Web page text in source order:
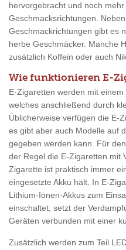
hervorgebracht und noch
Geschmacksrichtungen.
Geschmackrichtungen gibt es
herbe Geschmäcker. Manche
zusätzlich Koffein oder auch
Wie funktionieren E-
E-Zigaretten werden mit
welches anschließend durch
Üblicherweise verfügen die E-
es gibt aber auch Modelle auf
gegeben werden kann. Für
der Regel die E-Zigaretten mit
Zigarette ist praktisch immer
eingesetzte Akku hält. In E-
Lithium-Ionen-Akkus zum
einschaltet, setzt der
Geräten verbunden mit einer
Zusätzlich werden zum Teil